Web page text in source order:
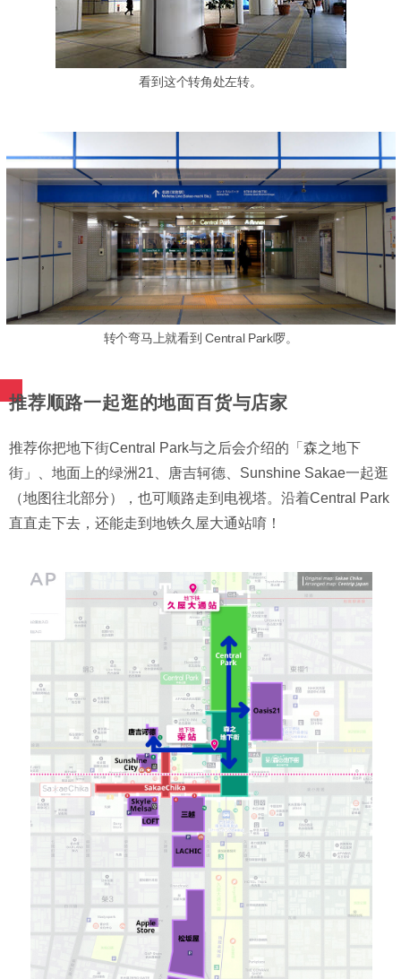
看到这个转角处左转。
转个弯马上就看到 Central Park啰。
推荐顺路一起逛的地面百货与店家
推荐你把地下街Central Park与之后会介绍的「森之地下
街」、地面上的绿洲21、唐吉轲德、Sunshine Sakae一起逛
（地图往北部分），也可顺路走到电视塔。沿着Central Park
直直走下去，还能走到地铁久屋大通站唷！